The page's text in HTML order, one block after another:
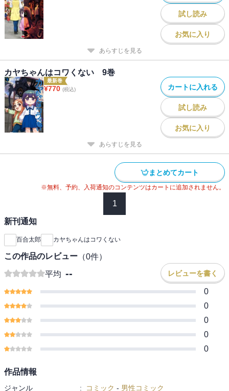
試し読み
お気に入り
あらすじを見る
カヤちゃんはコワくない 9巻
最新巻
¥770 (税込) カートに入れる
試し読み
お気に入り
あらすじを見る
まとめてカート
※無料、予約、入荷通知のコンテンツはカートに追加されません。
1
新刊通知
百合太郎 カヤちゃんはコワくない
この作品のレビュー （0件）
平均 -- レビューを書く
0
0
0
0
0
作品情報
ジャンル : コミック - 男性コミック